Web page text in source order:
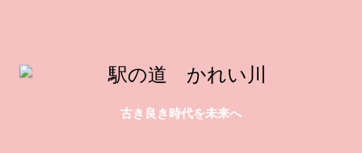
古き良き時代を未来へ